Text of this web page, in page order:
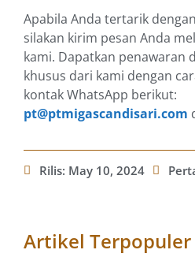
Apabila Anda tertarik
silakan kirim pesan Anda
kami. Dapatkan penawaran
khusus dari kami dengan
kontak WhatsApp berikut:
pt@ptmigascandisari.com
Rilis: May 10, 2024
Artikel Terpopuler